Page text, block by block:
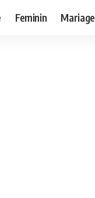
Feminin Mariage